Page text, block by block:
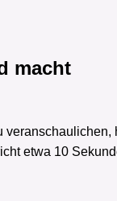
macht
etwa 10